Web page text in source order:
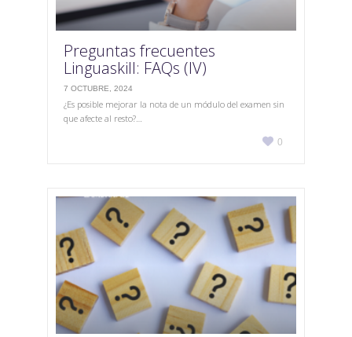
Preguntas frecuentes
Linguaskill: FAQs (IV)
7 OCTUBRE, 2024
¿Es posible mejorar la nota de un módulo del examen sin
que afecte al resto?…
Love
0